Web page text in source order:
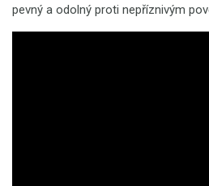
pevný a odolný proti nepříznivým